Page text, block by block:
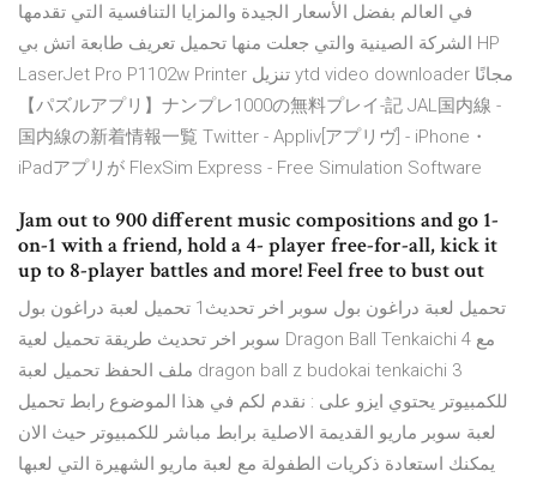
في العالم بفضل الأسعار الجيدة والمزايا التنافسية التي تقدمها
الشركة الصينية والتي جعلت منها تحميل تعريف طابعة اتش بي HP
LaserJet Pro P1102w Printer تنزيل ytd video downloader مجانًا
【パズルアプリ】ナンプレ1000の無料プレイ-記 JAL国内線 -
国内線の新着情報一覧 Twitter - Appliv[アプリヴ] - iPhone・
iPadアプリが FlexSim Express - Free Simulation Software
Jam out to 900 different music compositions and go 1-
on-1 with a friend, hold a 4- player free-for-all, kick it
up to 8-player battles and more! Feel free to bust out
تحميل لعبة دراغون بول سوبر اخر تحديث1 تحميل لعبة دراغون بول
سوبر اخر تحديث طريقة تحميل لعية Dragon Ball Tenkaichi 4 مع
ملف الحفظ تحميل لعبة dragon ball z budokai tenkaichi 3
للكمبيوتر يحتوي ايزو على : نقدم لكم في هذا الموضوع رابط تحميل
لعبة سوبر ماريو القديمة الاصلية برابط مباشر للكمبيوتر حيث الان
يمكنك استعادة ذكريات الطفولة مع لعبة ماريو الشهيرة التي لعبها